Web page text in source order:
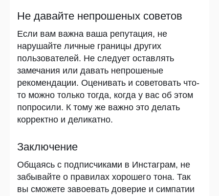
Не давайте непрошеных советов
Если вам важна ваша репутация, не
нарушайте личные границы других
пользователей. Не следует оставлять
замечания или давать непрошеные
рекомендации. Оценивать и советовать что-
то можно только тогда, когда у вас об этом
попросили. К тому же важно это делать
корректно и деликатно.
Заключение
Общаясь с подписчиками в Инстаграм, не
забывайте о правилах хорошего тона. Так
вы сможете завоевать доверие и симпатии